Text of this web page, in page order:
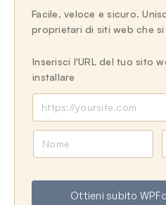
Facile, veloce e sicuro.
proprietari di siti web che si
Inserisci l'URL del tuo sito
installare
e
i
l
Ottieni subito